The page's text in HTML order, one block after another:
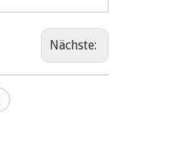
Nächste: